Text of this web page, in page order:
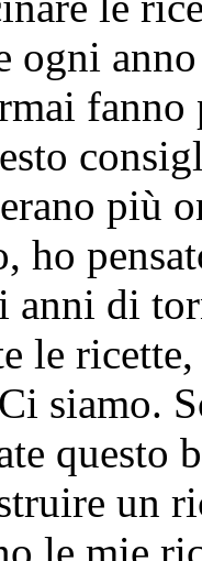
ogni
più
ho
anni di
le
siamo.
questo
un
le mie